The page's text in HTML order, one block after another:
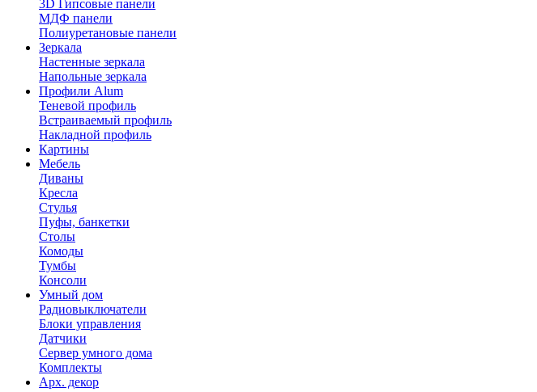
3D Гипсовые панели
МДФ панели
Полиуретановые панели
Зеркала
Настенные зеркала
Напольные зеркала
Профили Alum
Теневой профиль
Встраиваемый профиль
Накладной профиль
Картины
Мебель
Диваны
Кресла
Стулья
Пуфы, банкетки
Столы
Комоды
Тумбы
Консоли
Умный дом
Радиовыключатели
Блоки управления
Датчики
Сервер умного дома
Комплекты
Арх. декор